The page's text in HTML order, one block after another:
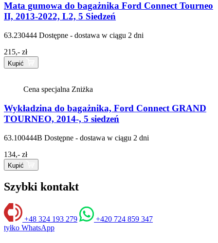
Mata gumowa do bagażnika Ford Connect Tourneo
II, 2013-2022, L2, 5 Siedzeń
63.230444 Dostępne - dostawa w ciągu 2 dni
215,- zł
Kupić
Cena specjalna Zniżka
Wykładzina do bagażnika, Ford Connect GRAND
TOURNEO, 2014-, 5 siedzeń
63.100444B Dostępne - dostawa w ciągu 2 dni
134,- zł
Kupić
Szybki kontakt
+48 324 193 279
+420 724 859 347
tyłko WhatsApp